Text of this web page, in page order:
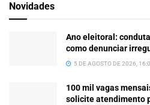
Novidades
Ano eleitoral:
como denunciar
5 DE AGOSTO DE 2026,
100 mil vagas
solicite atendimento